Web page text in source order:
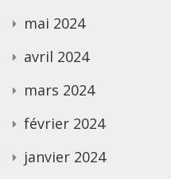
mai 2024
avril 2024
mars 2024
février 2024
janvier 2024